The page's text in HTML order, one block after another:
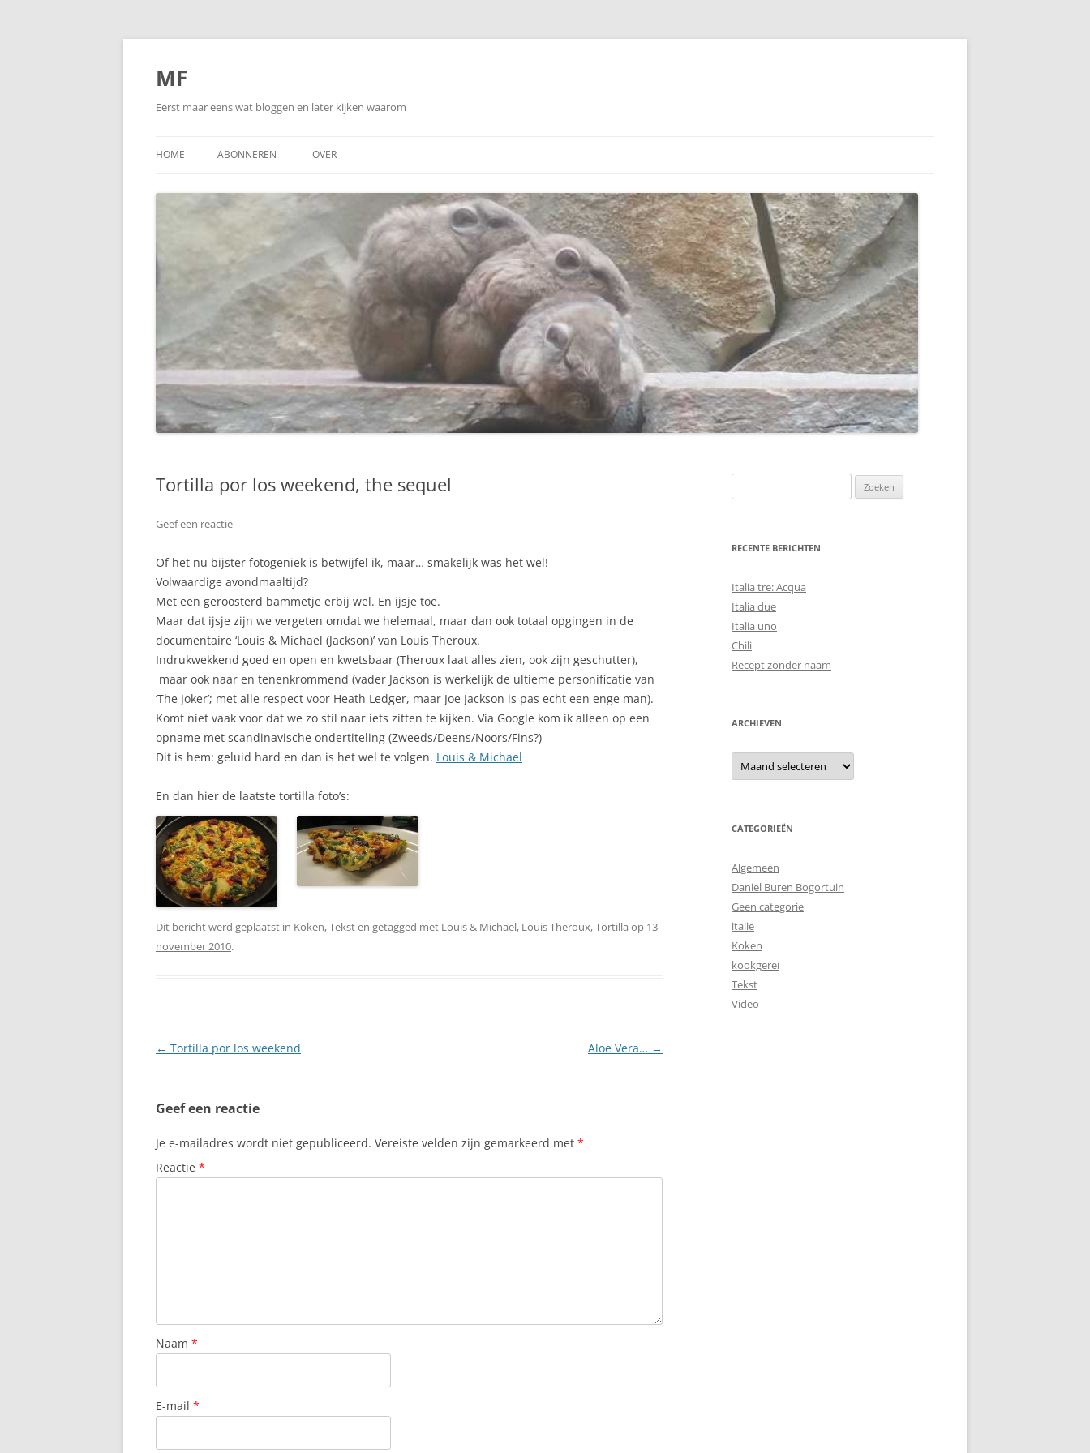
Ga
inhoud
MF
Eerst maar eens wat bloggen en later kijken waarom
HOME ABONNEREN OVER
Tortilla por los weekend, the sequel
Geef een reactie
Of het nu bijster fotogeniek is betwijfel ik, maar… smakelijk was het wel!
Volwaardige avondmaaltijd?
Met een geroosterd bammetje erbij wel. En ijsje toe.
Maar dat ijsje zijn we vergeten omdat we helemaal, maar dan ook totaal opgingen in de
documentaire ‘Louis & Michael (Jackson)’ van Louis Theroux.
Indrukwekkend goed en open en kwetsbaar (Theroux laat alles zien, ook zijn geschutter),
maar ook naar en tenenkrommend (vader Jackson is werkelijk de ultieme personificatie van
‘The Joker’; met alle respect voor Heath Ledger, maar Joe Jackson is pas echt een enge man).
Komt niet vaak voor dat we zo stil naar iets zitten te kijken. Via Google kom ik alleen op een
opname met scandinavische ondertiteling (Zweeds/Deens/Noors/Fins?)
Dit is hem: geluid hard en dan is het wel te volgen. Louis & Michael
En dan hier de laatste tortilla foto’s:
Dit bericht werd geplaatst in Koken,Teksten getagged met Louis & Michael, Louis Theroux,Tortilla op 13
november 2010.
Berichtnavigatie
← Tortilla por los weekend Aloe Vera… →
Geef een reactie
Je e-mailadres wordt niet gepubliceerd. Vereiste velden zijn gemarkeerd met *
Reactie *
Naam *
E-mail *
naar:
RECENTE BERICHTEN
Italia tre: Acqua
Italia due
Italia uno
Chili
Recept zonder naam
ARCHIEVEN
Archieven
CATEGORIEËN
Algemeen
Daniel Buren Bogortuin
Geen categorie
italie
Koken
kookgerei
Tekst
Video